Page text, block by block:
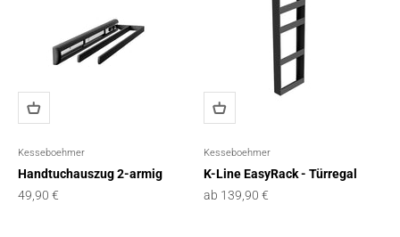
Kesseboehmer
Handtuchauszug 2-armig
Angebot
49,90 €
Kesseboehmer
K-Line EasyRack - Türregal
Angebot
ab 139,90 €